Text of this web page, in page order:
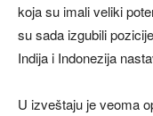
koja su imali veliki
su sada izgubili
Indija i Indonezija
U izveštaju je veoma